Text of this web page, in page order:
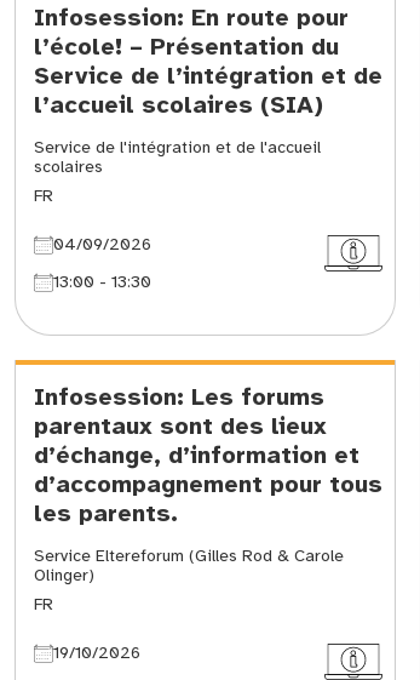
Infosession: En route pour
l’école! – Présentation du
Service de l’intégration et de
l’accueil scolaires (SIA)
Service de l'intégration et de l'accueil
scolaires
FR
04/09/2026
13:00 - 13:30
Infosession: Les forums
parentaux sont des lieux
d’échange, d’information et
d’accompagnement pour tous
les parents.
Service Eltereforum (Gilles Rod & Carole
Olinger)
FR
19/10/2026